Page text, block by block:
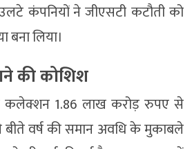
कंपनियों ने जीएसटी कटौती को
बना लिया।
की कोशिश
कलेक्शन 1.86 लाख करोड़ रुपए से
वर्ष की समान अवधि के मुकाबले